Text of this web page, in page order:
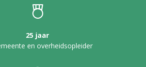
25 jaar
en overheidsopleider